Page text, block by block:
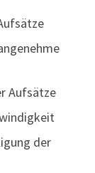
Aufsätze
der